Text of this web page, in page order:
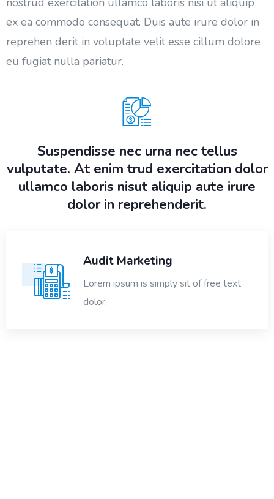
ex ea commodo consequat. Duis aute irure dolor in
reprehen derit in voluptate velit esse cillum dolore
eu fugiat nulla pariatur.
Suspendisse nec urna nec tellus
vulputate. At enim trud exercitation dolor
ullamco laboris nisut aliquip aute irure
dolor in reprehenderit.
Audit Marketing
Lorem ipsum is simply sit of free text
dolor.